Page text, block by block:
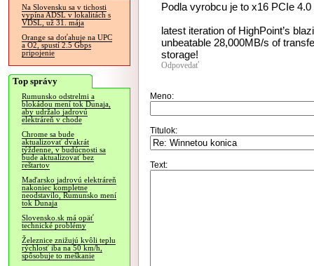
Na Slovensku sa v tichosti
vypína ADSL v lokalitách s
VDSL, už 31. mája
Orange sa doťahuje na UPC
a O2, spustí 2.5 Gbps
pripojenie
Top správy
Rumunsko odstrelmi a
blokádou mení tok Dunaja,
aby udržalo jadrovú
elektráreň v chode
Chrome sa bude
aktualizovať dvakrát
týždenne, v budúcnosti sa
bude aktualizovať bez
reštartov
Maďarsko jadrovú elektráreň
nakoniec kompletne
neodstavilo, Rumunsko mení
tok Dunaja
Slovensko.sk má opäť
technické problémy
Železnice znižujú kvôli teplu
rýchlosť iba na 50 km/h,
spôsobuje to meškanie
Podla vyrobcu je to x16 PCIe
latest iteration of HighPoint’s
unbeatable 28,000MB/s of
storage!
Odpovedať
Meno:
Titulok:
Text: